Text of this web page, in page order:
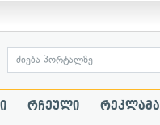
რჩეული რეკლამა